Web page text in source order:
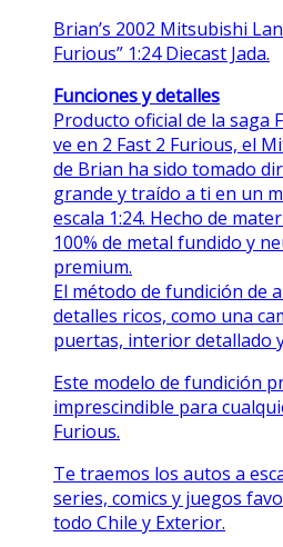
Brian’s 2002 Mitsubishi
Furious” 1:24 Diecast Jada.
Funciones y detalles
Producto oficial de la saga
ve en 2 Fast 2 Furious, el
de Brian ha sido tomado
grande y traído a ti en un
escala 1:24. Hecho de
100% de metal fundido y
premium.
El método de fundición de
detalles ricos, como una
puertas, interior detallado
Este modelo de fundición
imprescindible para
Furious.
Te traemos los autos a
series, comics y juegos
todo Chile y Exterior.